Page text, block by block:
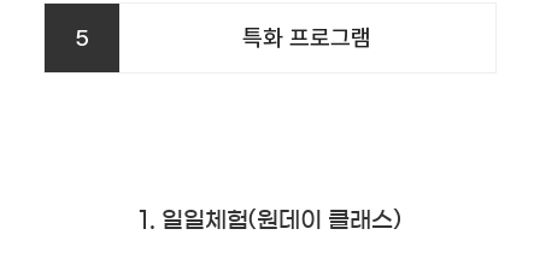
5 특화 프로그램
1. 일일체험(원데이 클래스)